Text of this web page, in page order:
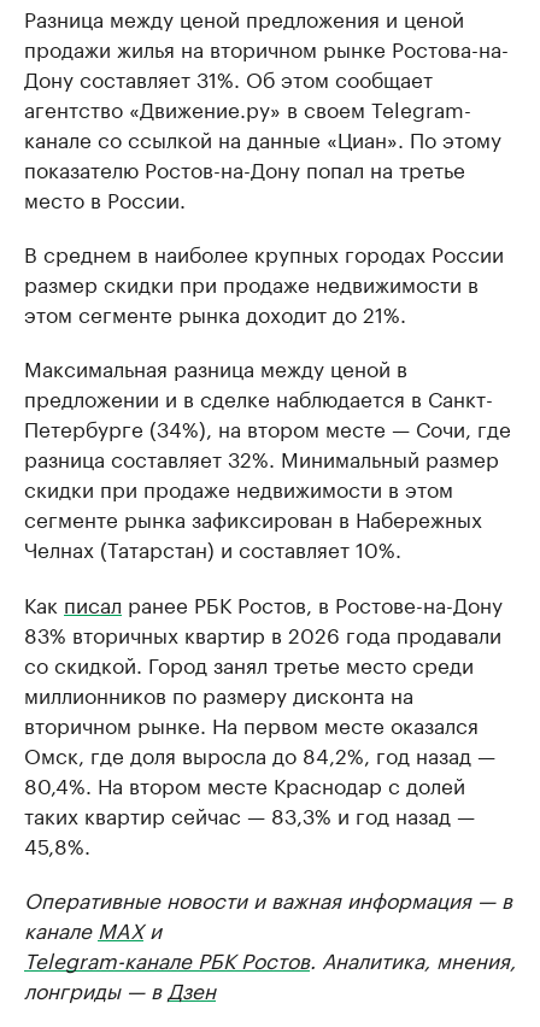
Разница между ценой предложения и ценой
продажи жилья на вторичном рынке Ростова-на-
Дону составляет 31%. Об этом сообщает
агентство «Движение.ру» в своем Telegram-
канале со ссылкой на данные «Циан». По этому
показателю Ростов-на-Дону попал на третье
место в России.
В среднем в наиболее крупных городах России
размер скидки при продаже недвижимости в
этом сегменте рынка доходит до 21%.
Максимальная разница между ценой в
предложении и в сделке наблюдается в Санкт-
Петербурге (34%), на втором месте — Сочи, где
разница составляет 32%. Минимальный размер
скидки при продаже недвижимости в этом
сегменте рынка зафиксирован в Набережных
Челнах (Татарстан) и составляет 10%.
Как писал ранее РБК Ростов, в Ростове-на-Дону
83% вторичных квартир в 2026 года продавали
со скидкой. Город занял третье место среди
миллионников по размеру дисконта на
вторичном рынке. На первом месте оказался
Омск, где доля выросла до 84,2%, год назад —
80,4%. На втором месте Краснодар с долей
таких квартир сейчас — 83,3% и год назад —
45,8%.
Оперативные новости и важная информация — в
канале MAXи
Telegram-канале РБК Ростов. Аналитика, мнения,
лонгриды — в Дзен